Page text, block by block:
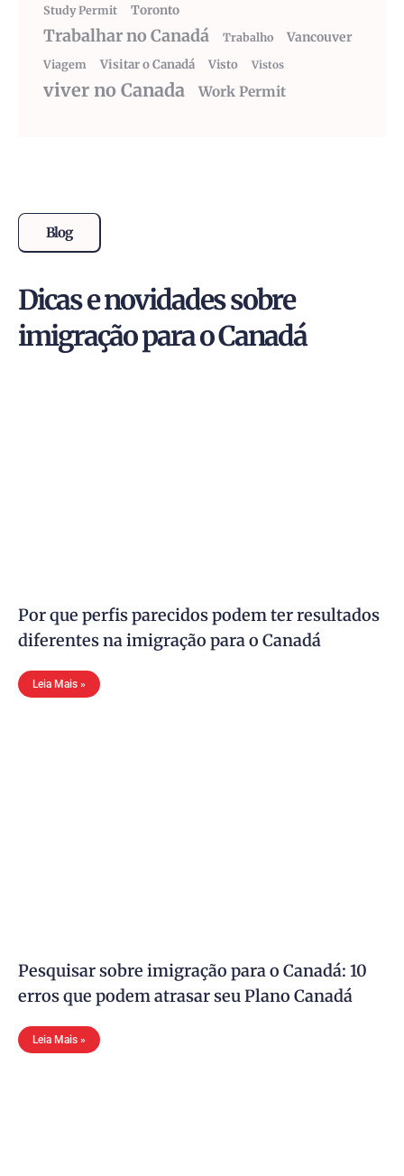
Study Permit Toronto
Trabalhar no Canadá Trabalho Vancouver
Viagem Visitar o Canadá Visto Vistos
viver no Canada Work Permit
Blog
Dicas e novidades sobre
imigração para o Canadá
Por que perfis parecidos podem ter resultados
diferentes na imigração para o Canadá
Leia Mais »
Pesquisar sobre imigração para o Canadá: 10
erros que podem atrasar seu Plano Canadá
Leia Mais »